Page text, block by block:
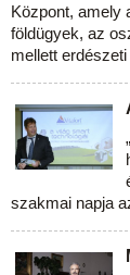
Központ, amely
földügyek, az
mellett
szakmai napja